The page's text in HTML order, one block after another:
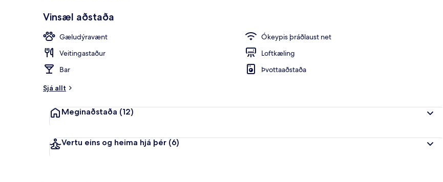
Vinsæl aðstaða
Gæludýravænt
Ókeypis þráðlaust net
Veitingastaður
Loftkæling
Bar
Þvottaaðstaða
Sjá allt
Meginaðstaða (12)
Vertu eins og heima hjá þér (6)